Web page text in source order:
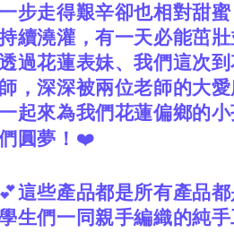
一步走得艱辛卻也相對甜
續澆灌，有一天必能茁壯
過花蓮表妹、我們這次
師，深深被兩位老師的大
一起來為我們花蓮偏鄉的
圓夢！ ❤️
💕這些產品都是所有產品
生們一同親手編織的純手